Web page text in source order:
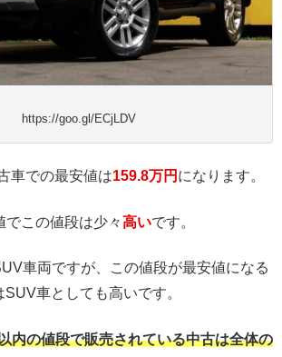
https://goo.gl/ECjLDV
車での最安値は159.8万円 になります。
でこの値段は少々高いです。
車両ですが、この値段が最安値になる
SUV車としても高いです。
内の値段で販売されている中古は全体の